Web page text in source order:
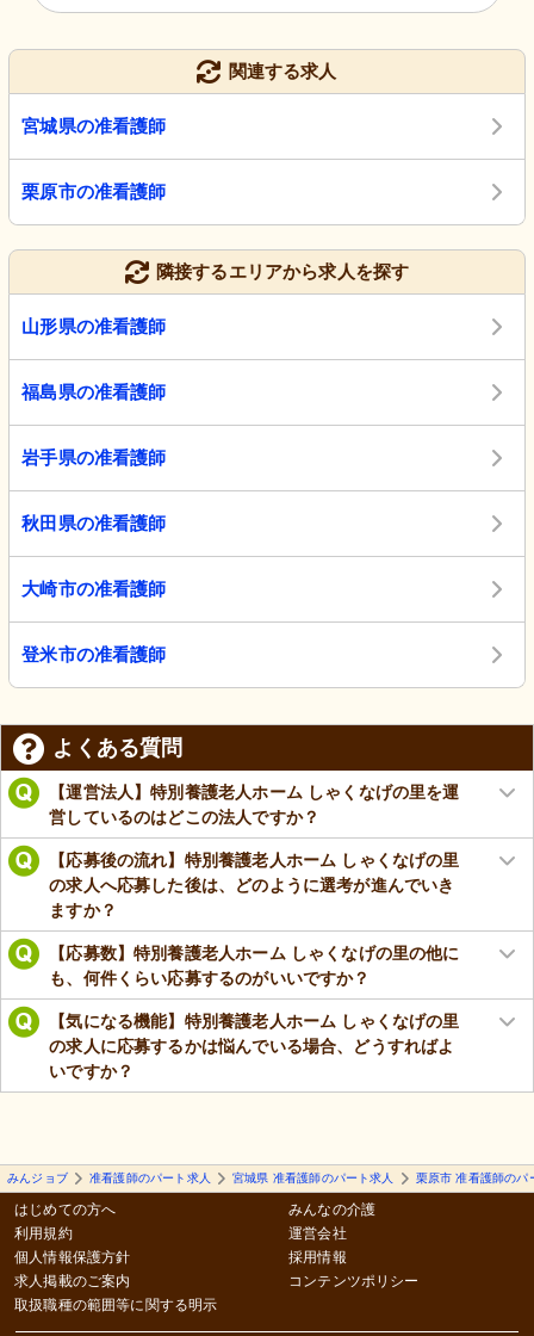
関連する求人
宮城県の准看護師
栗原市の准看護師
隣接するエリアから求人を探す
山形県の准看護師
福島県の准看護師
岩手県の准看護師
秋田県の准看護師
大崎市の准看護師
登米市の准看護師
よくある質問
【運営法人】特別養護老人ホーム しゃくなげの里を運
営しているのはどこの法人ですか？
【応募後の流れ】特別養護老人ホーム しゃくなげの里
の求人へ応募した後は、どのように選考が進んでいき
ますか？
【応募数】特別養護老人ホーム しゃくなげの里の他に
も、何件くらい応募するのがいいですか？
【気になる機能】特別養護老人ホーム しゃくなげの里
の求人に応募するかは悩んでいる場合、どうすればよ
いですか？
みんジョブ 准看護師のパート求人 宮城県 准看護師のパート求人 栗原市 准看護師のパ
はじめての方へ
利用規約
個人情報保護方針
求人掲載のご案内
取扱職種の範囲等に関する明示
みんなの介護
運営会社
採用情報
コンテンツポリシー